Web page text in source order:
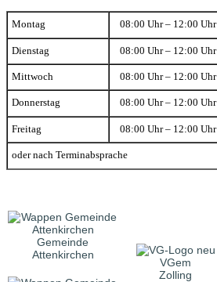
Montag 08:00 Uhr – 12:00 Uhr
Dienstag 08:00 Uhr – 12:00 Uhr
Mittwoch 08:00 Uhr – 12:00 Uhr
Donnerstag 08:00 Uhr – 12:00 Uhr
Freitag 08:00 Uhr – 12:00 Uhr
oder nach Terminabsprache
Gemeinde
Attenkirchen
VGem
Zolling